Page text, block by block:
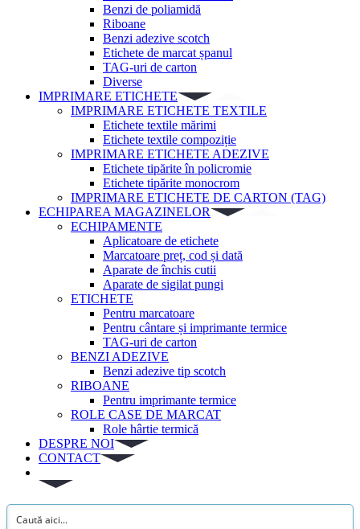
Benzi de poliamidă
Riboane
Benzi adezive scotch
Etichete de marcat șpanul
TAG-uri de carton
Diverse
IMPRIMARE ETICHETE
IMPRIMARE ETICHETE TEXTILE
Etichete textile mărimi
Etichete textile compoziție
IMPRIMARE ETICHETE ADEZIVE
Etichete tipărite în policromie
Etichete tipărite monocrom
IMPRIMARE ETICHETE DE CARTON (TAG)
ECHIPAREA MAGAZINELOR
ECHIPAMENTE
Aplicatoare de etichete
Marcatoare preț, cod și dată
Aparate de închis cutii
Aparate de sigilat pungi
ETICHETE
Pentru marcatoare
Pentru cântare și imprimante termice
TAG-uri de carton
BENZI ADEZIVE
Benzi adezive tip scotch
RIBOANE
Pentru imprimante termice
ROLE CASE DE MARCAT
Role hârtie termică
DESPRE NOI
CONTACT